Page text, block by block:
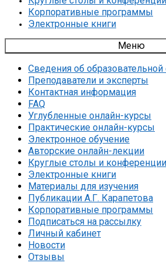
Корпоративные программы
Электронные книги
Меню
Сведения об образовательной
Преподаватели и эксперты
Контактная информация
FAQ
Углубленные онлайн-курсы
Практические онлайн-курсы
Электронное обучение
Авторские онлайн-лекции
Круглые столы и конференции
Электронные книги
Материалы для изучения
Публикации А.Г. Карапетова
Корпоративные программы
Подписаться на рассылку
Личный кабинет
Новости
Отзывы